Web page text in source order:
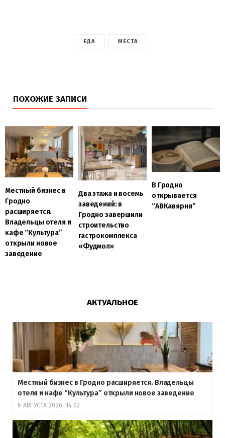
ЕДА МЕСТА
ПОХОЖИЕ ЗАПИСИ
Местный бизнес в
Гродно
расширяется.
Владельцы отеля и
кафе “Культура”
открыли новое
заведение
Два этажа и восемь
заведений: в
Гродно завершили
строительство
гастрокомплекса
«Фудмол»
В Гродно
открывается
“АВКавярня”
АКТУАЛЬНОЕ
Местный бизнес в Гродно расширяется. Владельцы
отеля и кафе “Культура” открыли новое заведение
6 АВГУСТА 2026, 14:02